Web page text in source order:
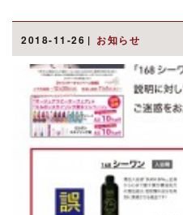
リクルート
ご予約はこちらから
2018-11-26 お知らせ